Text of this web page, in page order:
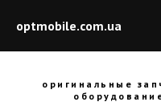
optmobile.com.ua
оригинальные